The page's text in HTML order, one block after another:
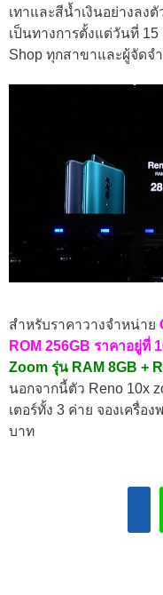
เทาและสีน้ำเงินอย่างลง
เป็นทางการตั้งแต่วันที่
Shop ทุกสาขาและผู้จัดจ
สำหรับราคาวางจำหน่าย
ROM 256GB ราคาอยู่ที่
Zoom รุ่น RAM 8GB +
นอกจากนี้ตัว Reno 10x
เตอร์ทั้ง 3 ค่าย จองเครื่อ
บาท